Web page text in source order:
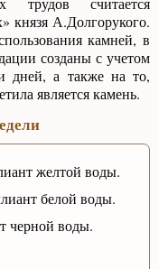
князя А.Долгорукого.
камней, в
созданы с учетом
дней, а также на то,
является камень.
желтой воды.
белой воды.
черной воды.